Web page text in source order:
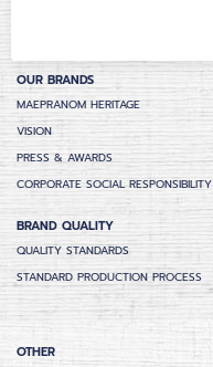
OUR BRANDS
MAEPRANOM HERITAGE
VISION
PRESS & AWARDS
CORPORATE SOCIAL RESPONSIBILITY
BRAND QUALITY
QUALITY STANDARDS
STANDARD PRODUCTION PROCESS
OTHER